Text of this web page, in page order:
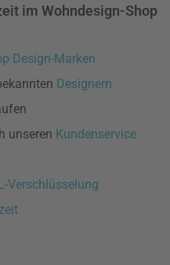
im Wohndesign-Shop
Design-Marken
Designern
unseren Kundenservice
Verschlüsselung